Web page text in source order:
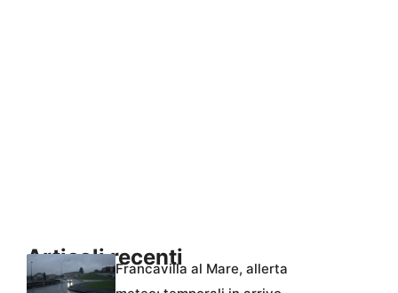
Articoli recentiFrancavilla al Mare, allerta